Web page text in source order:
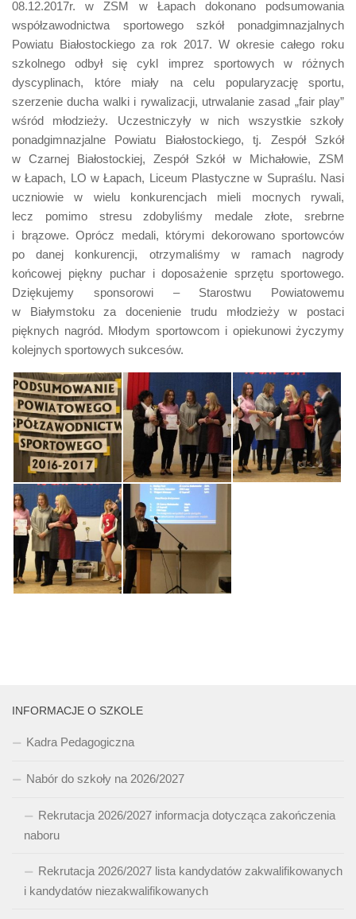
08.12.2017r. w ZSM w Łapach dokonano podsumowania
współzawodnictwa sportowego szkół ponadgimnazjalnych
Powiatu Białostockiego za rok 2017. W okresie całego roku
szkolnego odbył się cykl imprez sportowych w różnych
dyscyplinach, które miały na celu popularyzację sportu,
szerzenie ducha walki i rywalizacji, utrwalanie zasad „fair play”
wśród młodzieży. Uczestniczyły w nich wszystkie szkoły
ponadgimnazjalne Powiatu Białostockiego, tj. Zespół Szkół
w Czarnej Białostockiej, Zespół Szkół w Michałowie, ZSM
w Łapach, LO w Łapach, Liceum Plastyczne w Supraślu. Nasi
uczniowie w wielu konkurencjach mieli mocnych rywali,
lecz pomimo stresu zdobyliśmy medale złote, srebrne
i brązowe. Oprócz medali, którymi dekorowano sportowców
po danej konkurencji, otrzymaliśmy w ramach nagrody
końcowej piękny puchar i doposażenie sprzętu sportowego.
Dziękujemy sponsorowi – Starostwu Powiatowemu
w Białymstoku za docenienie trudu młodzieży w postaci
pięknych nagród. Młodym sportowcom i opiekunowi życzymy
kolejnych sportowych sukcesów.
INFORMACJE O SZKOLE
Kadra Pedagogiczna
Nabór do szkoły na 2026/2027
Rekrutacja 2026/2027 informacja dotycząca zakończenia
naboru
Rekrutacja 2026/2027 lista kandydatów zakwalifikowanych
i kandydatów niezakwalifikowanych